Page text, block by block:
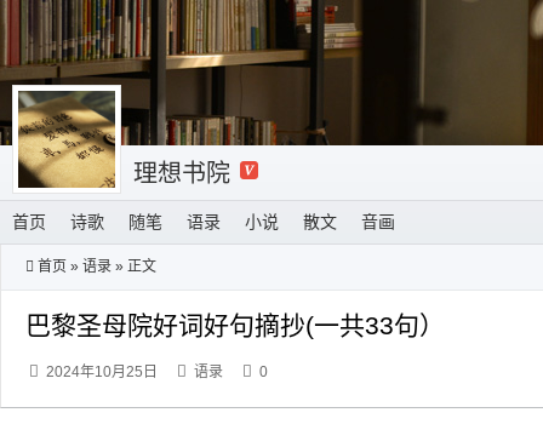
理想书院
首页 诗歌 随笔 语录 小说 散文 音画
首页 » 语录 » 正文
巴黎圣母院好词好句摘抄(一共33句）
2024年10月25日 语录 0